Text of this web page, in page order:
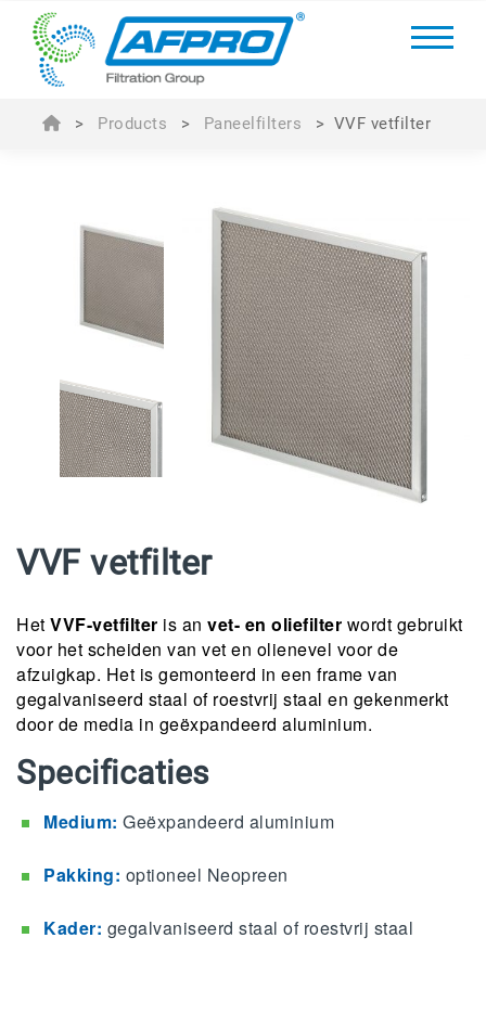
> Products > Paneelfilters > VVF vetfilter
VVF vetfilter
Het VVF-vetfilter is an vet- en oliefilter wordt gebruikt
voor het scheiden van vet en olienevel voor de
afzuigkap. Het is gemonteerd in een frame van
gegalvaniseerd staal of roestvrij staal en gekenmerkt
door de media in geëxpandeerd aluminium.
Specificaties
Medium: Geëxpandeerd aluminium
Pakking: optioneel Neopreen
Kader: gegalvaniseerd staal of roestvrij staal